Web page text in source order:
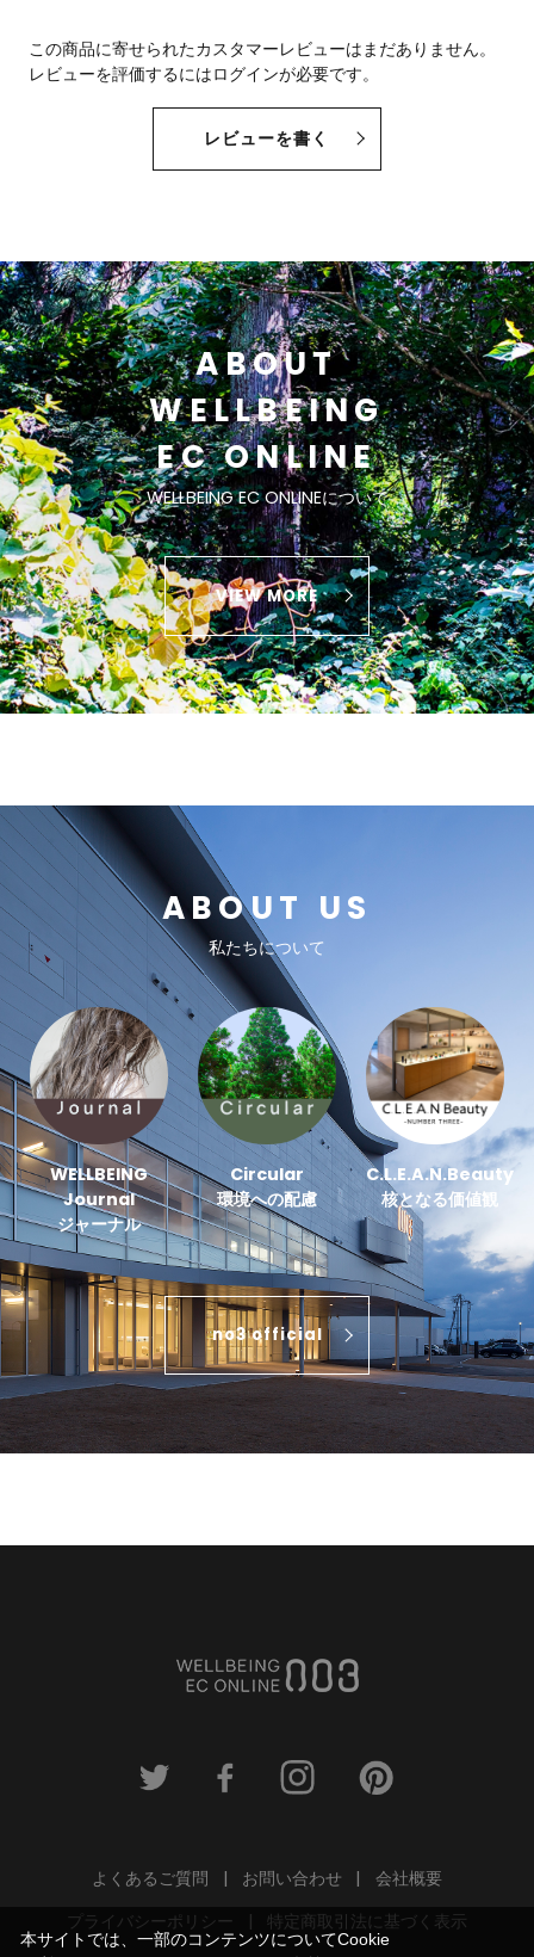
この商品に寄せられたカスタマーレビューはまだありません。
レビューを評価するにはログインが必要です。
レビューを書く
ABOUT
WELLBEING
EC ONLINE
WELLBEING EC ONLINEについて
VIEW MORE
ABOUT US
私たちについて
WELLBEING
Journal
ジャーナル
Circular
環境への配慮
C.L.E.A.N.Beauty
核となる価値観
no3 official
よくあるご質問 お問い合わせ
会社概要
プライバシーポリシー
特定商取引法に基づく表示
本サイトでは、一部のコンテンツについてCookie